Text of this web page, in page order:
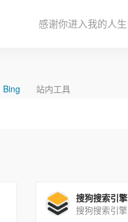
感谢你进入我的人生
Bing 站内工具
搜狗搜索引擎